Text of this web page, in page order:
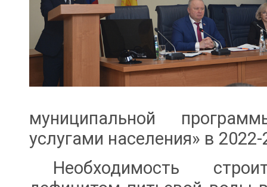
муниципальной
услугами населения» в 2022-
Необходимость